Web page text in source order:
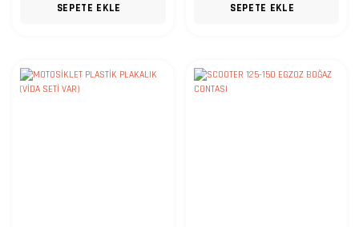
SEPETE EKLE SEPETE EKLE